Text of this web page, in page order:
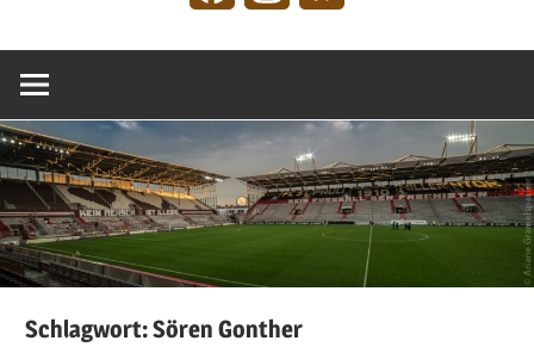
Schlagwort:Sören Gonther